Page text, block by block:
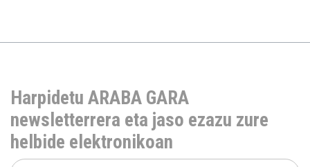
Harpidetu ARABA GARA
newsletterrera eta jaso ezazu zure
helbide elektronikoan